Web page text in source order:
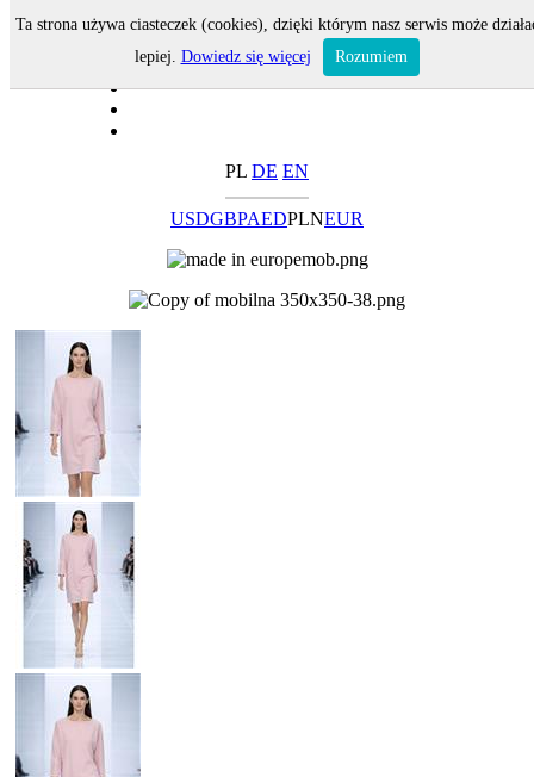
PL DE EN
USDGBPAEDPLNEUR
Ta strona używa ciasteczek (cookies), dzięki którym nasz serwis może
lepiej. Dowiedz się więcej Rozumiem